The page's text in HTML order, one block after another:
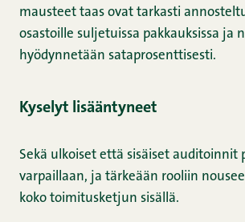
mausteet taas ovat tarkasti
osastoille suljetuissa pakkauksissa ja
hyödynnetään sataprosenttisesti.
Kyselyt lisääntyneet
Sekä ulkoiset että sisäiset auditoinnit
varpaillaan, ja tärkeään rooliin
koko toimitusketjun sisällä.